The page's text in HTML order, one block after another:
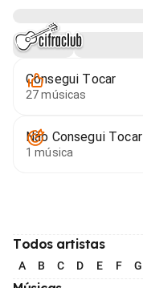
Consegui Tocar
27 músicas
Não Consegui Tocar
1 música
Todos artistas
A B C D E F G